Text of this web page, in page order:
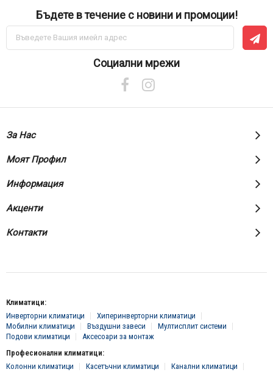
Бъдете в течение с новини и промоции!
Абонирай
за
Социални мрежи
За Нас
Моят Профил
Информация
Акценти
Контакти
Климатици:
Инверторни климатици
Хиперинверторни климатици
Мобилни климатици
Въздушни завеси
Мултисплит системи
Подови климатици
Аксесоари за монтаж
Професионални климатици:
Колонни климатици
Касетъчни климатици Канални климатици